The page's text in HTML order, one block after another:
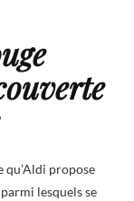
qu’Aldi propose
lesquels se